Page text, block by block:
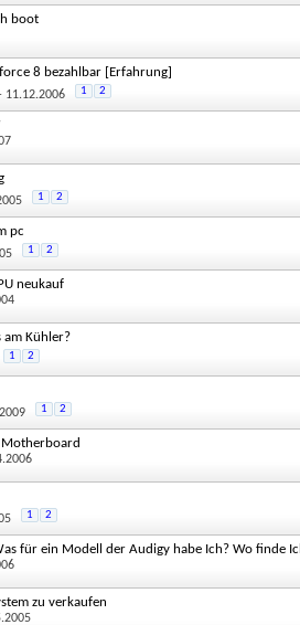
boot
8 bezahlbar [Erfahrung]
11.12.2006 1 2
1 2
pc
1 2
neukauf
am Kühler?
1 2
1 2
1 2
für ein Modell der Audigy habe Ich? Wo finde
zu verkaufen